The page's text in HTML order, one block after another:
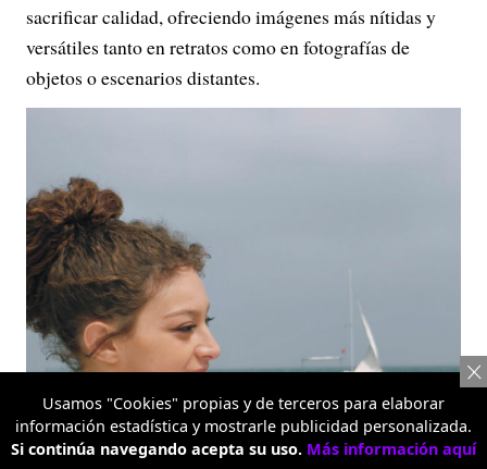
sacrificar calidad, ofreciendo imágenes más nítidas y
versátiles tanto en retratos como en fotografías de
objetos o escenarios distantes.
Usamos "Cookies" propias y de terceros para elaborar
información estadística y mostrarle publicidad personalizada.
Si continúa navegando acepta su uso. Más información aquí